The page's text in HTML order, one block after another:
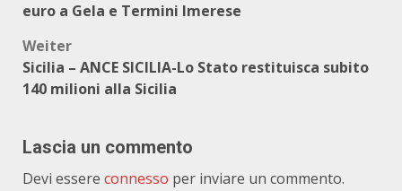
euro a Gela e Termini Imerese
Weiter
Sicilia – ANCE SICILIA-Lo Stato restituisca subito
140 milioni alla Sicilia
Lascia un commento
Devi essere connesso per inviare un commento.